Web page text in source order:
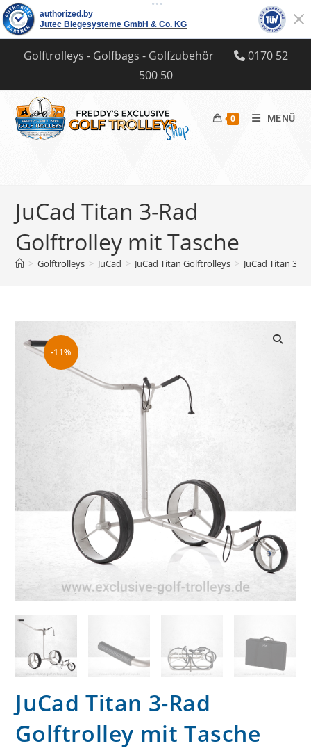
InhaltGolftrolleys - Golfbags - Golfzubehör
0170 52
500 50
0 MENÜ
JuCad Titan 3-Rad
Golftrolley mit Tasche
> Golftrolleys > JuCad > JuCad Titan Golftrolleys > JuCad Titan 3-
-11%
JuCad Titan 3-Rad
Golftrolley mit Tasche